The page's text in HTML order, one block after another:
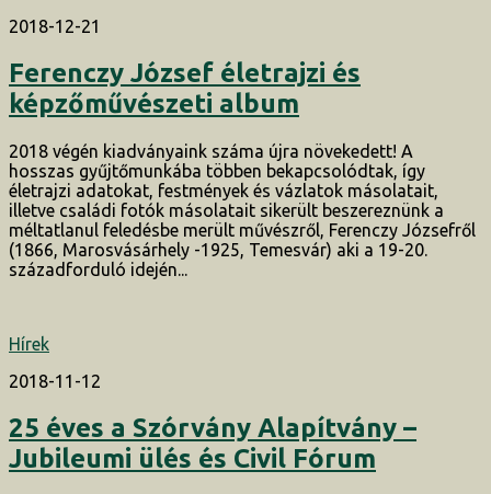
2018-12-21
Ferenczy József életrajzi és
képzőművészeti album
2018 végén kiadványaink száma újra növekedett! A
hosszas gyűjtőmunkába többen bekapcsolódtak, így
életrajzi adatokat, festmények és vázlatok másolatait,
illetve családi fotók másolatait sikerült beszereznünk a
méltatlanul feledésbe merült művészről, Ferenczy Józsefről
(1866, Marosvásárhely -1925, Temesvár) aki a 19-20.
századforduló idején...
Hírek
2018-11-12
25 éves a Szórvány Alapítvány –
Jubileumi ülés és Civil Fórum